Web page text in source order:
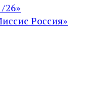
26»
Россия»